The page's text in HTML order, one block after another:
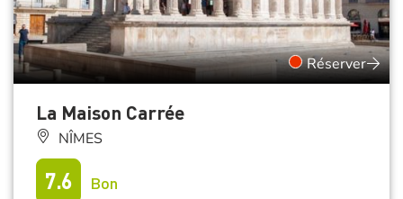
Réserver
La Maison Carrée
NÎMES
7.6 Bon